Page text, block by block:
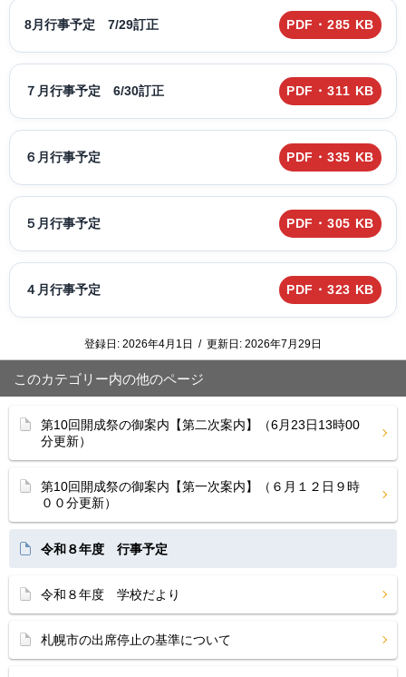
8月行事予定 7/29訂正 PDF・285 KB
７月行事予定 6/30訂正 PDF・311 KB
６月行事予定 PDF・335 KB
５月行事予定 PDF・305 KB
４月行事予定 PDF・323 KB
登録日: 2026年4月1日 / 更新日: 2026年7月29日
このカテゴリー内の他のページ
第10回開成祭の御案内【第二次案内】（6月23日13時00
分更新）
第10回開成祭の御案内【第一次案内】（６月１２日９時
００分更新）
令和８年度 行事予定
令和８年度 学校だより
札幌市の出席停止の基準について